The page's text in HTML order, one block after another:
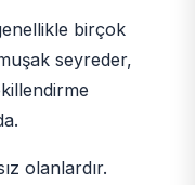
birçok
seyreder,
olanlardır.